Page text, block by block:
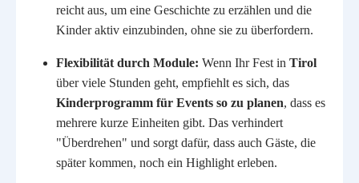
reicht aus, um eine Geschichte zu erzählen und die
Kinder aktiv einzubinden, ohne sie zu überfordern.
Flexibilität durch Module: Wenn Ihr Fest in Tirol
über viele Stunden geht, empfiehlt es sich, das
Kinderprogramm für Events so zu planen, dass es
mehrere kurze Einheiten gibt. Das verhindert
"Überdrehen" und sorgt dafür, dass auch Gäste, die
später kommen, noch ein Highlight erleben.